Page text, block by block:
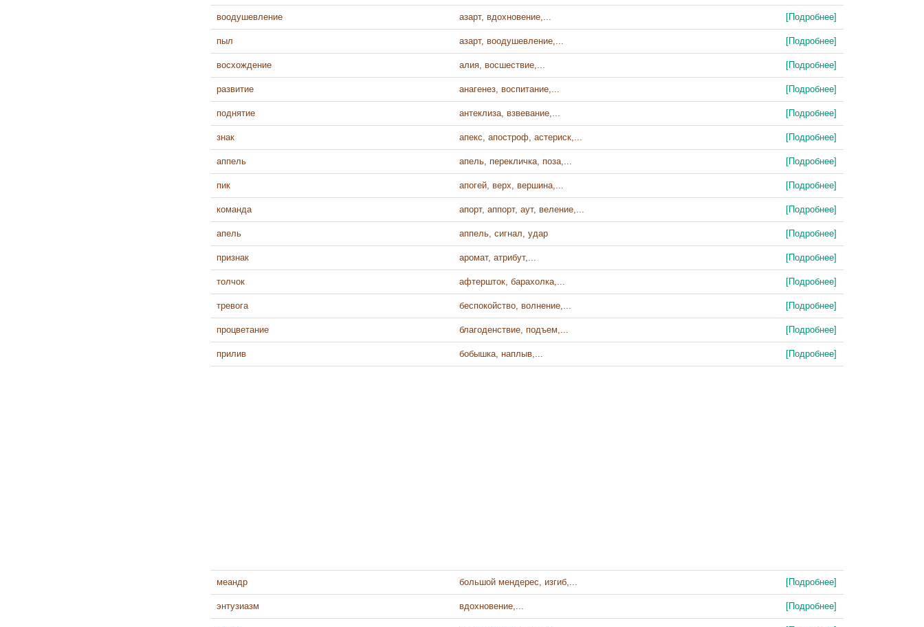
воодушевление азарт, вдохновение,... [Подробнее]
пыл азарт, воодушевление,... [Подробнее]
восхождение алия, восшествие,... [Подробнее]
развитие анагенез, воспитание,... [Подробнее]
поднятие антеклиза, взвевание,... [Подробнее]
знак апекс, апостроф, астериск,... [Подробнее]
аппель апель, перекличка, поза,... [Подробнее]
пик апогей, верх, вершина,... [Подробнее]
команда апорт, аппорт, аут, веление,... [Подробнее]
апель аппель, сигнал, удар [Подробнее]
признак аромат, атрибут,... [Подробнее]
толчок афтершток, барахолка,... [Подробнее]
тревога беспокойство, волнение,... [Подробнее]
процветание благоденствие, подъем,... [Подробнее]
прилив бобышка, наплыв,... [Подробнее]
меандр большой мендерес, изгиб,... [Подробнее]
энтузиазм вдохновение,... [Подробнее]